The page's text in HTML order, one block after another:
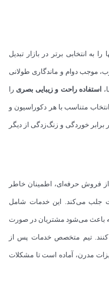
به انتخابی برتر در بازار تبدیل
موجب دوام و ماندگاری طولانی
استفاده راحت و زیبایی بصریرا
متناسب با هر دکوراسیون و
برابر خوردگی و زنگ‌زدگی از دیگر
فروش حرفه‌ای، اطمینان خاطر
جلب می‌کند. این خدمات شامل
باعث می‌شود مشتریان در صورت
تیم متخصص خدمات پس از
مدرن، آماده است تا مشکلات